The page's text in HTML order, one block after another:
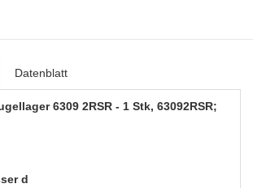
Datenblatt
6309 2RSR - 1 Stk, 63092RSR;
d